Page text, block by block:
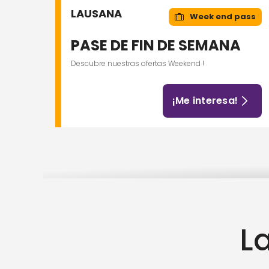
LAUSANA Week end pass
PASE DE FIN DE SEMANA
Descubre nuestras ofertas Weekend !
¡Me interesa!